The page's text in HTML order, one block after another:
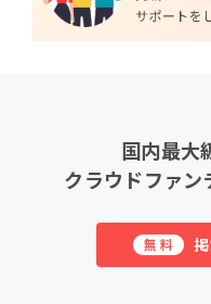
国内最大
クラウドファン
無料